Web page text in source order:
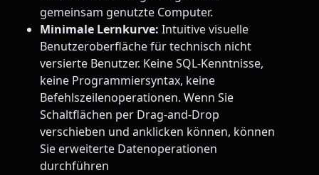
gemeinsam genutzte Computer.
Minimale Lernkurve: Intuitive visuelle
Benutzeroberfläche für technisch nicht
versierte Benutzer. Keine SQL-Kenntnisse,
keine Programmiersyntax, keine
Befehlszeilenoperationen. Wenn Sie
Schaltflächen per Drag-and-Drop
verschieben und anklicken können, können
Sie erweiterte Datenoperationen
durchführen